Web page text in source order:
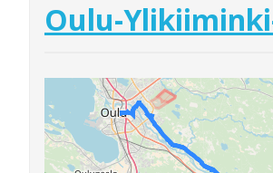
Oulu-